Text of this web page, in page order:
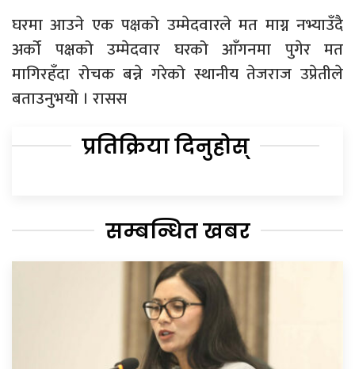
घरमा आउने एक पक्षको उम्मेदवारले मत माग्न नभ्याउँदै
अर्को पक्षको उम्मेदवार घरको आँगनमा पुगेर मत
मागिरहँदा रोचक बन्ने गरेको स्थानीय तेजराज उप्रेतीले
बताउनुभयो । रासस
प्रतिक्रिया दिनुहोस्
सम्बन्धित खबर